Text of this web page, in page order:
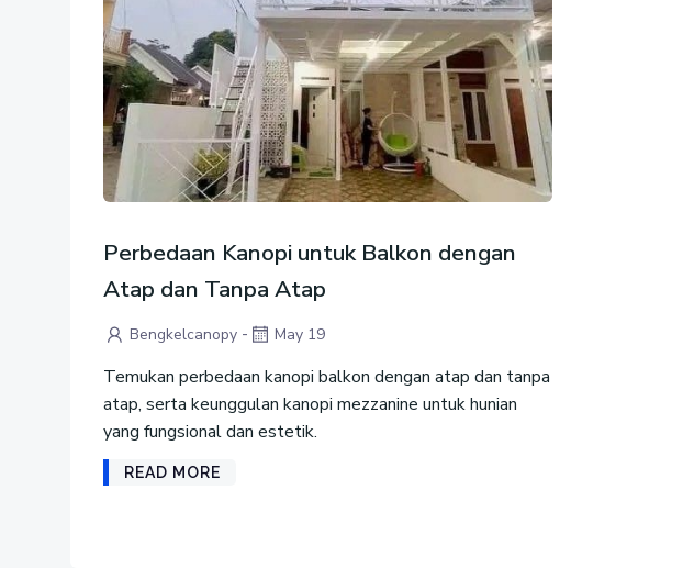
Perbedaan Kanopi untuk Balkon dengan
Atap dan Tanpa Atap
Bengkelcanopy - May 19
Temukan perbedaan kanopi balkon dengan atap dan tanpa
atap, serta keunggulan kanopi mezzanine untuk hunian
yang fungsional dan estetik.
READ MORE